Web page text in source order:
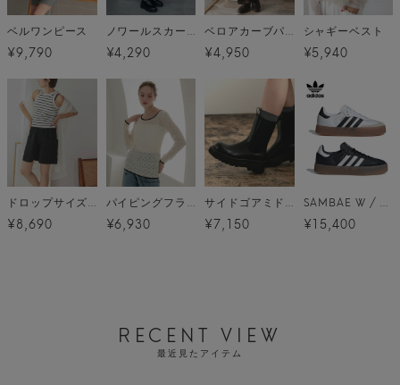
ベルワンピース
¥9,790
ノワールスカート
¥4,290
ベロアカーブパンツ
¥4,950
シャギーベスト
¥5,940
¥8,690 ¥6,930 ¥7,150 ¥15,400
RECENT VIEW
最近見たアイテム